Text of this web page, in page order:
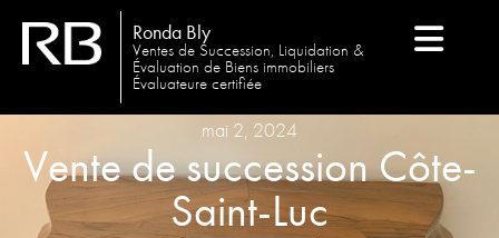
Ronda Bly
Ventes de Succession, Liquidation &
Évaluation de Biens immobiliers
Évaluateure certifiée
mai 2, 2024
Vente de succession Côte-
Saint-Luc